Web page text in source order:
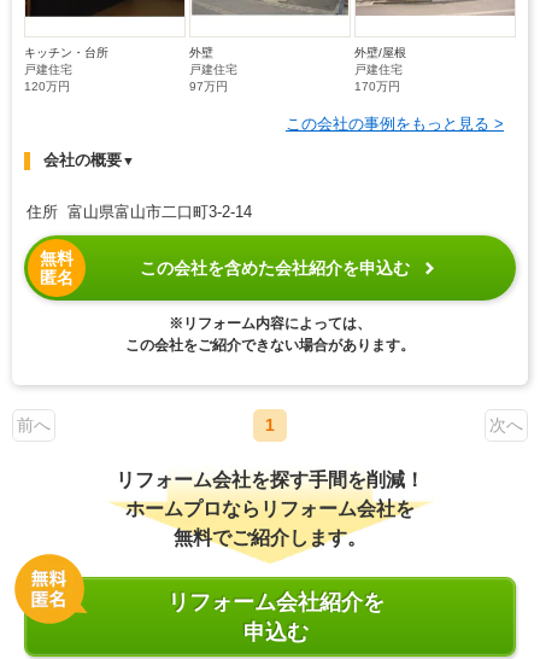
キッチン・台所
戸建住宅
120万円
外壁
戸建住宅
97万円
外壁/屋根
戸建住宅
170万円
この会社の事例をもっと見る >
会社の概要▼
住所 富山県富山市二口町3-2-14
無料
匿名
この会社を含めた会社紹介を申込む
※リフォーム内容によっては、
この会社をご紹介できない場合があります。
前へ 1 次へ
リフォーム会社を探す手間を削減！
ホームプロならリフォーム会社を
無料でご紹介します。
リフォーム会社紹介を
申込む